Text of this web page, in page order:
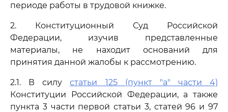
периоде работы в трудовой книжке.
2. Конституционный Суд Российской
Федерации, изучив представленные
материалы, не находит оснований для
принятия данной жалобы к рассмотрению.
2.1. В силустатьи 125 (пункт "а" части 4)
Конституции Российской Федерации, а также
пункта 3 части первой статьи 3, статей 96 и 97